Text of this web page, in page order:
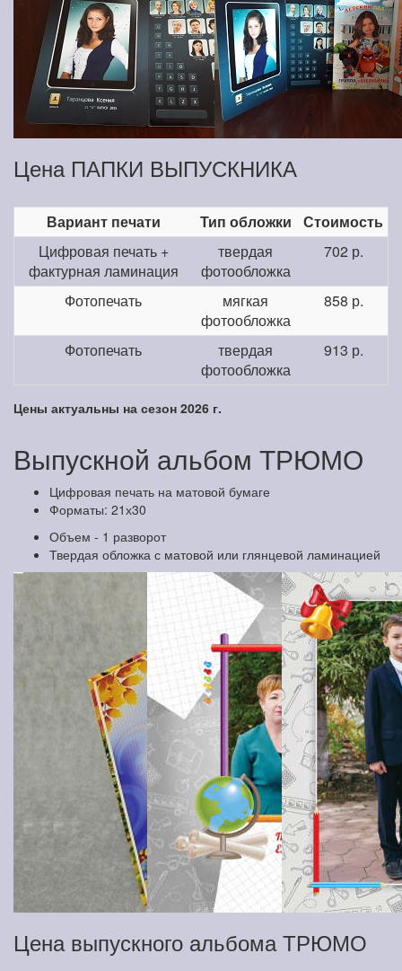
Цена ПАПКИ ВЫПУСКНИКА
Вариант печати Тип обложки
Стоимость
Цифровая печать +
фактурная ламинация
твердая
фотообложка
702 р.
Фотопечать
мягкая
фотообложка
858 р.
Фотопечать
твердая
фотообложка
913 р.
Цены актуальны на сезон 2026 г.
Выпускной альбом ТРЮМО
Цифровая печать на матовой бумаге
Форматы: 21х30
Объем - 1 разворот
Твердая обложка с матовой или глянцевой ламинацией
Цена выпускного альбома ТРЮМО